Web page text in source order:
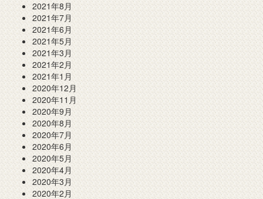
2021年8月
2021年7月
2021年6月
2021年5月
2021年3月
2021年2月
2021年1月
2020年12月
2020年11月
2020年9月
2020年8月
2020年7月
2020年6月
2020年5月
2020年4月
2020年3月
2020年2月